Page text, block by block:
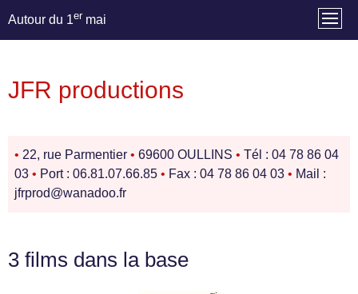
Autour du 1er mai
JFR productions
• 22, rue Parmentier • 69600 OULLINS • Tél : 04 78 86 04
03 • Port : 06.81.07.66.85 • Fax : 04 78 86 04 03 • Mail :
jfrprod@wanadoo.fr
3 films dans la base